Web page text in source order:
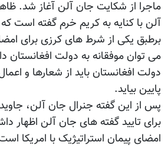
ماجرا از شکایت جان آلن آغاز شد.
آلن با کنایه به کریم خرم گفته است
برطبق یکی از شرط های کرزی برای
می توان موفقانه به دولت افغانستان
دولت افغانستان باید از شعارها و
پایین بیاید.
پس از این گفته جنرال جان آلن، جاوید
برای تایید گفته های جان آلن اظهار
امضای پیمان استراتیژیک با امریکا